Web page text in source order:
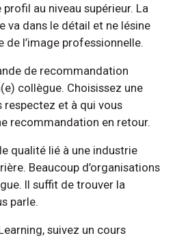
au niveau supérieur. La
va dans le détail et ne lésine
de l’image professionnelle.
de recommandation
collègue. Choisissez une
respectez et à qui vous
recommandation en retour.
qualité lié à une industrie
Beaucoup d’organisations
Il suffit de trouver la
parle.
suivez un cours